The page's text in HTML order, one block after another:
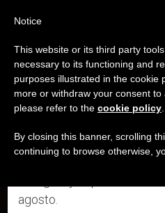
ETIQUETA
Posts
Pablo VI’
ÚLTIMAS NOTICIAS
Aviso importante
Del 27 de julio al 7 de
anual, aprovechando que
se generan menos
agosto.
Notice
This website or its third party
necessary to its functioning and
purposes illustrated in the cookie
more or withdraw your consent to
please refer to the cookie policy
By closing this banner, scrolling
continuing to browse otherwise,